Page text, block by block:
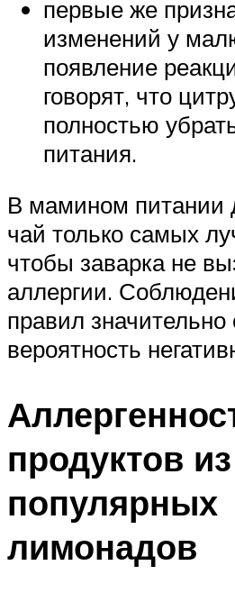
первые же
изменений у
появление
говорят, что
полностью
питания.
В мамином питании
чай только самых
чтобы заварка не
аллергии.
правил значительно
вероятность
продуктов из
популярных
лимонадов